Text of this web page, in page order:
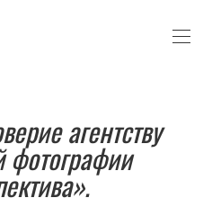
агентству
фотографии